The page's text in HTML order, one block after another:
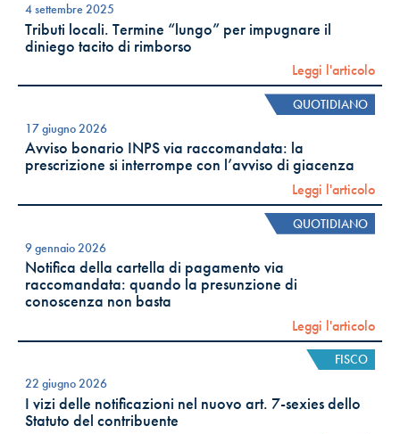
4 settembre 2025
Tributi locali. Termine “lungo” per impugnare il
diniego tacito di rimborso
Leggi l'articolo
QUOTIDIANO
17 giugno 2026
Avviso bonario INPS via raccomandata: la
prescrizione si interrompe con l’avviso di giacenza
Leggi l'articolo
QUOTIDIANO
9 gennaio 2026
Notifica della cartella di pagamento via
raccomandata: quando la presunzione di
conoscenza non basta
Leggi l'articolo
FISCO
22 giugno 2026
I vizi delle notificazioni nel nuovo art. 7-sexies dello
Statuto del contribuente